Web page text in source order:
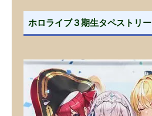
ホロライブ３期生タペストリー